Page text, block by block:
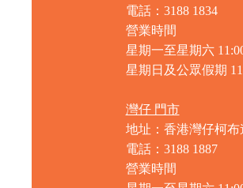
電話：3188 1834
營業時間
星期一至星期六
星期日及公眾假期
灣仔 門市
地址：香港灣仔柯
電話：3188 1887
營業時間